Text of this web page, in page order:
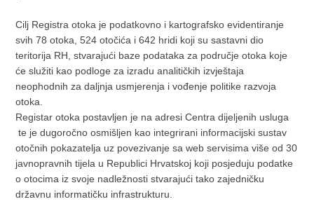
Cilj Registra otoka je podatkovno i kartografsko evidentiranje
svih 78 otoka, 524 otočića i 642 hridi koji su sastavni dio
teritorija RH, stvarajući baze podataka za područje otoka koje
će služiti kao podloge za izradu analitičkih izvještaja
neophodnih za daljnja usmjerenja i vođenje politike razvoja
otoka.
Registar otoka postavljen je na adresi Centra dijeljenih usluga
te je dugoročno osmišljen kao integrirani informacijski sustav
otočnih pokazatelja uz povezivanje sa web servisima više od 30
javnopravnih tijela u Republici Hrvatskoj koji posjeduju podatke
o otocima iz svoje nadležnosti stvarajući tako zajedničku
državnu informatičku infrastrukturu.